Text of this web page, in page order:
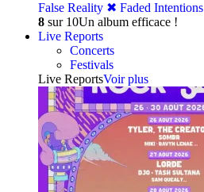
False Reality ✖︎ Faded Intentions
8 sur 10Un album efficace !
Live Reports
Concerts
Festivals
Live ReportsVoir plus